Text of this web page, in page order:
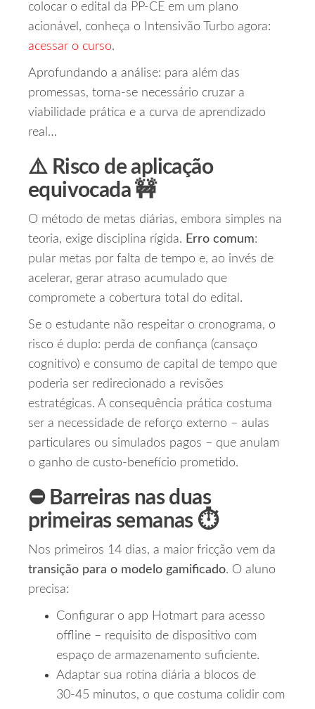
colocar o edital da PP‑CE em um plano
acionável, conheça o Intensivão Turbo agora:
acessar o curso.
Aprofundando a análise: para além das
promessas, torna-se necessário cruzar a
viabilidade prática e a curva de aprendizado
real…
⚠️ Risco de aplicação
equivocada 🚧
O método de metas diárias, embora simples na
teoria, exige disciplina rígida. Erro comum:
pular metas por falta de tempo e, ao invés de
acelerar, gerar atraso acumulado que
compromete a cobertura total do edital.
Se o estudante não respeitar o cronograma, o
risco é duplo: perda de confiança (cansaço
cognitivo) e consumo de capital de tempo que
poderia ser redirecionado a revisões
estratégicas. A consequência prática costuma
ser a necessidade de reforço externo – aulas
particulares ou simulados pagos – que anulam
o ganho de custo‑benefício prometido.
⛔️ Barreiras nas duas
primeiras semanas ⏱️
Nos primeiros 14 dias, a maior fricção vem da
transição para o modelo gamificado. O aluno
precisa:
Configurar o app Hotmart para acesso
offline – requisito de dispositivo com
espaço de armazenamento suficiente.
Adaptar sua rotina diária a blocos de
30‑45 minutos, o que costuma colidir com